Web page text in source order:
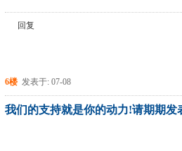
回复
6楼 发表于: 07-08
我们的支持就是你的动力!请期期发